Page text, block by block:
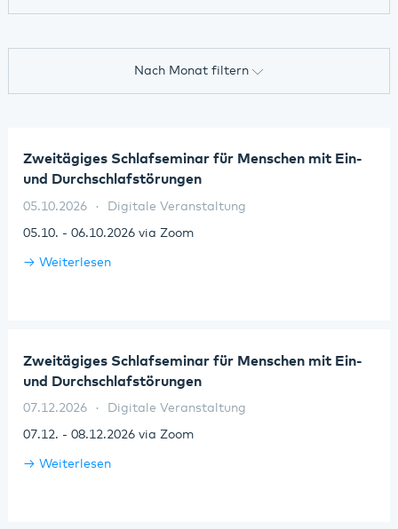
Online-Veranstaltung
Bad Bergzabern
Kaiserslautern
Landau
Maikammer
Nach Monat filtern
Oktober 2026
Zweitägiges Schlafseminar für Menschen mit Ein-
und Durchschlafstörungen
05.10.2026 Digitale Veranstaltung
05.10. - 06.10.2026 via Zoom
Weiterlesen
Zweitägiges Schlafseminar für Menschen mit Ein-
und Durchschlafstörungen
07.12.2026 Digitale Veranstaltung
07.12. - 08.12.2026 via Zoom
Weiterlesen